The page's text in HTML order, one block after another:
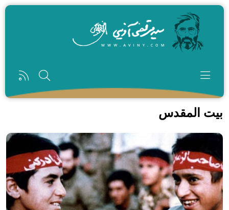
رفتن به محتوای اصلی
بیت المقدس